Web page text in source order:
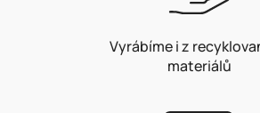
Vyrábíme i z
materiálů